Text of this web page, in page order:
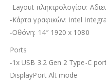
-Layout πληκτρολογίου:
-Κάρτα γραφικών: Intel
-Οθόνη: 14″ 1920 x 1080
Ports
-1x USB 3.2 Gen 2 Type-C
DisplayPort Alt mode